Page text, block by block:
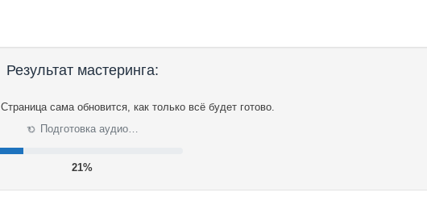
Результат мастеринга:
Страница сама обновится, как только всё будет готово.
⟳ Подготовка аудио…
21%